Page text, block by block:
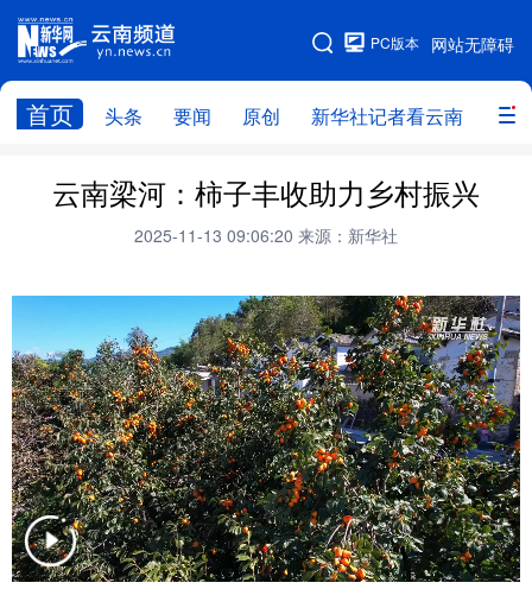
网站无障碍
PC版本
首页 头条 要闻 原创 新华社记者看云南 政务
网站地图
头条 云南要闻 本网原创
新华社记者看云南 政务
教育
州市
社会
图片
经济 服务 云南故事
云南青年说 趣看文物
云南梁河：柿子丰收助力乡村振兴
2025-11-13 09:06:20 来源：新华社